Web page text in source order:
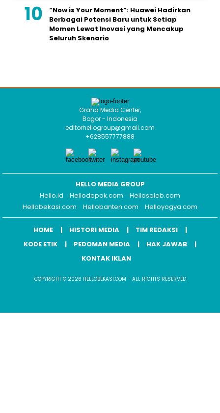
“Now is Your Moment”: Huawei Hadirkan
Berbagai Potensi Baru untuk Setiap
Momen Lewat Inovasi yang Mencakup
Seluruh Skenario
Graha Media Center,
Bogor - Indonesia
editorhellogroup@gmail.com
+628557777888
HELLO MEDIA GROUP
Hello.id
Hellodepok.com
Helloseleb.com
Hellobekasi.com
Hellobanten.com Helloyogya.com
HOME HISTORI MEDIA
TIM REDAKSI
KODE ETIK
PEDOMAN MEDIA
HAK JAWAB
KONTAK IKLAN
COPYRIGHT © 2026 HELLOBEKASI.COM - ALL RIGHTS RESERVED